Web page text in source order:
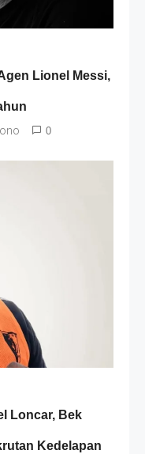
Lionel Messi,
0
Loncar, Bek
Kedelapan